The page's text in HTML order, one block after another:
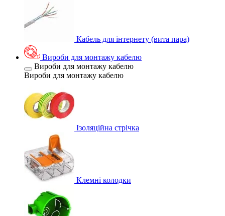
Кабель для інтернету (вита пара)
Вироби для монтажу кабелю
Вироби для монтажу кабелю
Вироби для монтажу кабелю
Ізоляційна стрічка
Клемні колодки